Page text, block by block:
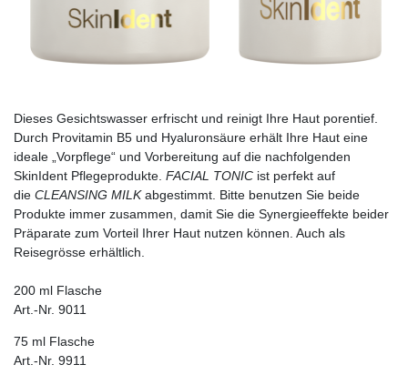
Dieses Gesichtswasser erfrischt und reinigt Ihre Haut porentief.
Durch Provitamin B5 und Hyaluronsäure erhält Ihre Haut eine
ideale „Vorpflege“ und Vorbereitung auf die nachfolgenden
SkinIdent Pflegeprodukte. FACIAL TONIC ist perfekt auf
die CLEANSING MILKabgestimmt. Bitte benutzen Sie beide
Produkte immer zusammen, damit Sie die Synergieeffekte beider
Präparate zum Vorteil Ihrer Haut nutzen können. Auch als
Reisegrösse erhältlich.
200 ml Flasche
Art.-Nr. 9011
75 ml Flasche
Art.-Nr. 9911